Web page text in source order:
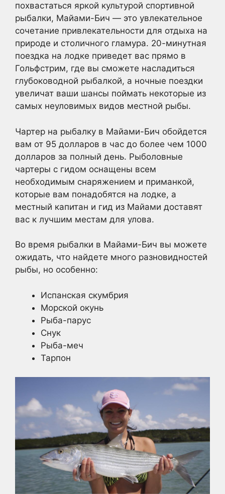
похвастаться яркой культурой спортивной
рыбалки, Майами-Бич — это увлекательное
сочетание привлекательности для отдыха на
природе и столичного гламура. 20-минутная
поездка на лодке приведет вас прямо в
Гольфстрим, где вы сможете насладиться
глубоководной рыбалкой, а ночные поездки
увеличат ваши шансы поймать некоторые из
самых неуловимых видов местной рыбы.
Чартер на рыбалку в Майами-Бич обойдется
вам от 95 долларов в час до более чем 1000
долларов за полный день. Рыболовные
чартеры с гидом оснащены всем
необходимым снаряжением и приманкой,
которые вам понадобятся на лодке, а
местный капитан и гид из Майами доставят
вас к лучшим местам для улова.
Во время рыбалки в Майами-Бич вы можете
ожидать, что найдете много разновидностей
рыбы, но особенно:
Испанская скумбрия
Морской окунь
Рыба-парус
Снук
Рыба-меч
Тарпон